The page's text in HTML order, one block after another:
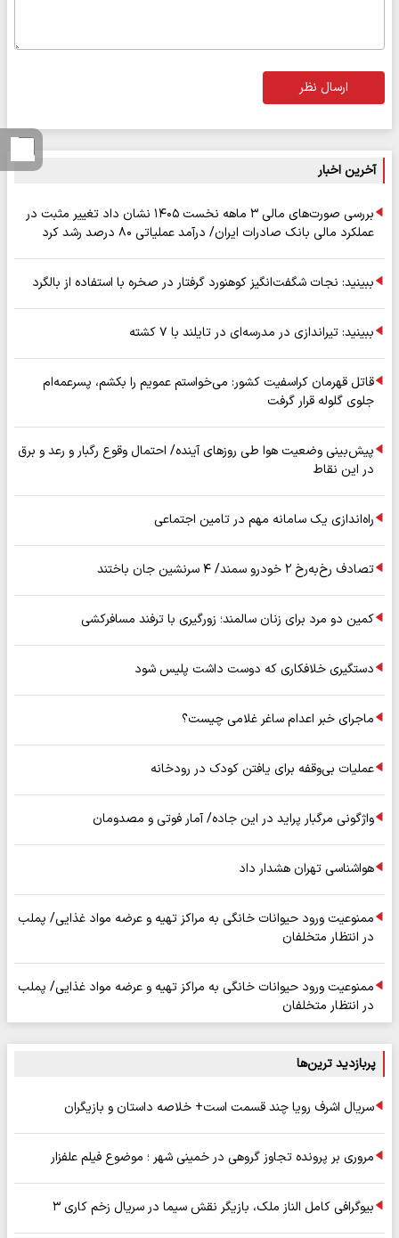
ارسال نظر
آخرین اخبار
بررسی صورت‌های مالی ۳ ماهه نخست ۱۴۰۵ نشان داد تغییر مثبت در
عملکرد مالی بانک صادرات ایران/ درآمد عملیاتی ۸۰ درصد رشد کرد
ببینید: نجات شگفت‌انگیز کوهنورد گرفتار در صخره با استفاده از بالگرد
ببینید: تیراندازی در مدرسه‌ای در تایلند با ۷ کشته
قاتل قهرمان کراسفیت کشور: می‌خواستم عمویم را بکشم، پسرعمه‌ام
جلوی گلوله قرار گرفت
پیش‌بینی وضعیت هوا طی روزهای آینده/ احتمال وقوع رگبار و رعد و برق
در این نقاط
راه‌اندازی یک سامانه مهم در تامین اجتماعی
تصادف رخ‌به‌رخ ۲ خودرو سمند/ ۴ سرنشین جان باختند
کمین دو مرد برای زنان سالمند؛ زورگیری با ترفند مسافرکشی
دستگیری خلافکاری که دوست داشت پلیس شود
ماجرای خبر اعدام ساغر غلامی چیست؟
عملیات بی‌وقفه برای یافتن کودک در رودخانه
واژگونی مرگبار پراید در این جاده/ آمار فوتی و مصدومان
هواشناسی تهران هشدار داد
ممنوعیت ورود حیوانات خانگی به مراکز تهیه و عرضه مواد غذایی/ پملب
در انتظار متخلفان
ممنوعیت ورود حیوانات خانگی به مراکز تهیه و عرضه مواد غذایی/ پملب
در انتظار متخلفان
پربازدید ترین‌ها
سریال اشرف رویا چند قسمت است+ خلاصه داستان و بازیگران
مروری بر پرونده تجاوز گروهی در خمینی شهر ؛ موضوع فیلم علفزار
بیوگرافی کامل الناز ملک، بازیگر نقش سیما در سریال زخم کاری ۳